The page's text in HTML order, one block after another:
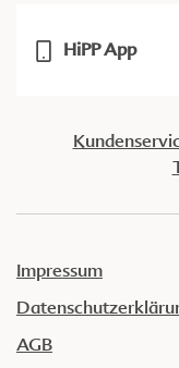
HiPP App
Impressum
AGB